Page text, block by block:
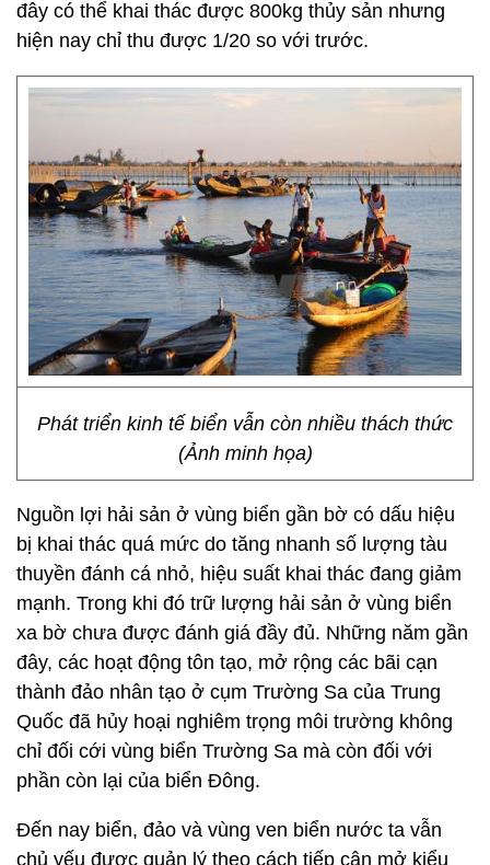
đây có thể khai thác được 800kg thủy sản nhưng
hiện nay chỉ thu được 1/20 so với trước.
Phát triển kinh tế biển vẫn còn nhiều thách thức
(Ảnh minh họa)
Nguồn lợi hải sản ở vùng biển gần bờ có dấu hiệu
bị khai thác quá mức do tăng nhanh số lượng tàu
thuyền đánh cá nhỏ, hiệu suất khai thác đang giảm
mạnh. Trong khi đó trữ lượng hải sản ở vùng biển
xa bờ chưa được đánh giá đầy đủ. Những năm gần
đây, các hoạt động tôn tạo, mở rộng các bãi cạn
thành đảo nhân tạo ở cụm Trường Sa của Trung
Quốc đã hủy hoại nghiêm trọng môi trường không
chỉ đối cới vùng biển Trường Sa mà còn đối với
phần còn lại của biển Đông.
Đến nay biển, đảo và vùng ven biển nước ta vẫn
chủ yếu được quản lý theo cách tiếp cận mở kiểu